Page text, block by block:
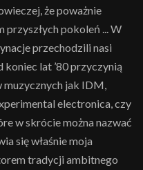
że poważnie
przyszłych pokoleń ... W
przechodzili nasi
lat ’80 przyczynią
jak IDM,
electronica, czy
w skrócie można nazwać
się właśnie moja
tradycji ambitnego